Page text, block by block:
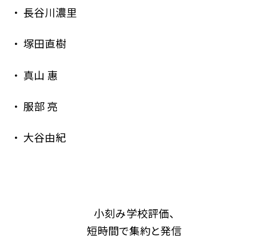
長谷川濃里
塚田直樹
真山 惠
服部 亮
大谷由紀
小刻み学校評価、
短時間で集約と発信